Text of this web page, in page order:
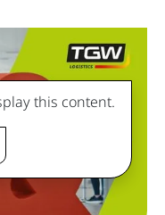
this content.